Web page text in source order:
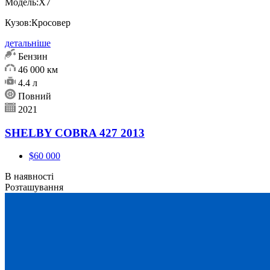
Модель:X7
Кузов:Кросовер
детальніше
Бензин
46 000 км
4.4 л
Повний
2021
SHELBY COBRA 427 2013
$60 000
В наявності
Розташування